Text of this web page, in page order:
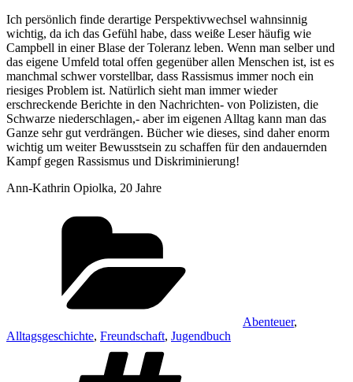
Ich persönlich finde derartige Perspektivwechsel wahnsinnig
wichtig, da ich das Gefühl habe, dass weiße Leser häufig wie
Campbell in einer Blase der Toleranz leben. Wenn man selber und
das eigene Umfeld total offen gegenüber allen Menschen ist, ist es
manchmal schwer vorstellbar, dass Rassismus immer noch ein
riesiges Problem ist. Natürlich sieht man immer wieder
erschreckende Berichte in den Nachrichten- von Polizisten, die
Schwarze niederschlagen,- aber im eigenen Alltag kann man das
Ganze sehr gut verdrängen. Bücher wie dieses, sind daher enorm
wichtig um weiter Bewusstsein zu schaffen für den andauernden
Kampf gegen Rassismus und Diskriminierung!
Ann-Kathrin Opiolka, 20 Jahre
Abenteuer,
Alltagsgeschichte, Freundschaft, Jugendbuch